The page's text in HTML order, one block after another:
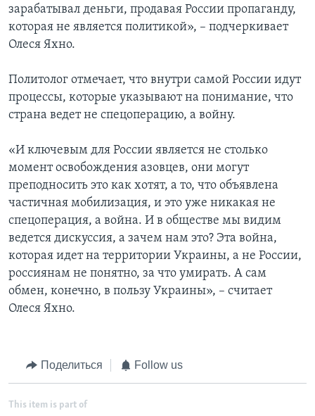
зарабатывал деньги, продавая России пропаганду,
которая не является политикой», – подчеркивает
Олеся Яхно.
Политолог отмечает, что внутри самой России идут
процессы, которые указывают на понимание, что
страна ведет не спецоперацию, а войну.
«И ключевым для России является не столько
момент освобождения азовцев, они могут
преподносить это как хотят, а то, что объявлена
частичная мобилизация, и это уже никакая не
спецоперация, а война. И в обществе мы видим
ведется дискуссия, а зачем нам это? Эта война,
которая идет на территории Украины, а не России,
россиянам не понятно, за что умирать. А сам
обмен, конечно, в пользу Украины», – считает
Олеся Яхно.
Поделиться Follow us
This item is part of